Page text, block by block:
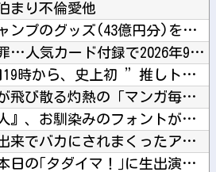
まり不倫愛他
【悲報】週間少年ジャンプのグッズ(43億円分)を注文し全てキ...
ガンダムエースが謝罪…人気カード付録で2026年9月号が全国...
【にじホロ】8月22日19時から、史上初 ”推しトークバラエ...
【朗報】Amazon、汗が飛び散る灼熱の「マンガ毎週末セール...
【悲報】『太鼓の達人』、お馴染みのフォントが大人の事情で変更...
あまりにも酷すぎる出来でバカにされまくったアニメ『ワンダンス...
一ノ瀬美空ちゃん、本日の｢タダイマ！｣に生出演！！！【乃木坂...